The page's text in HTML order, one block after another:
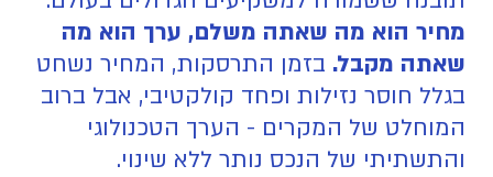
מחיר הוא מה שאתה משלם, ערך הוא מה
שאתה מקבל. בזמן התרסקות, המחיר נשחט
בגלל חוסר נזילות ופחד קולקטיבי, אבל ברוב
המוחלט של המקרים - הערך הטכנולוגי
והתשתיתי של הנכס נותר ללא שינוי.